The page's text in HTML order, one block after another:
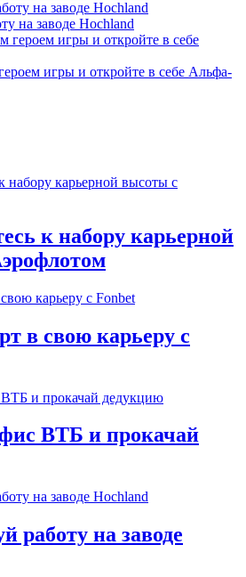
на заводе Hochland
игры и откройте в себе Альфа-
к набору карьерной
в свою карьеру с
ВТБ и прокачай
работу на заводе